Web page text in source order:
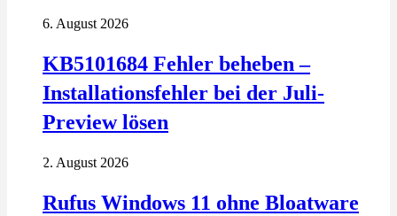
6. August 2026
KB5101684 Fehler beheben –
Installationsfehler bei der Juli-
Preview lösen
2. August 2026
Rufus Windows 11 ohne Bloatware